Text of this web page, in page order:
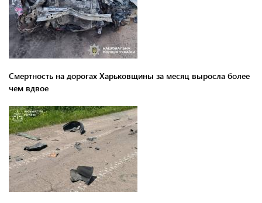
Смертность на дорогах Харьковщины за месяц выросла более
чем вдвое